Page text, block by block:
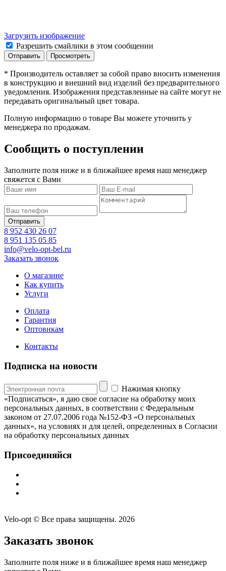
Загрузить изображение
Разрешить смайлики в этом сообщении
* Производитель оставляет за собой право вносить изменения
в конструкцию и внешний вид изделий без предварительного
уведомления. Изображения представленные на сайте могут не
передавать оригинальный цвет товара.
Полную информацию о товаре Вы можете уточнить у
менеджера по продажам.
Сообщить о поступлении
Заполните поля ниже и в ближайшее время наш менеджер
свяжется с Вами
8 952 430 26 07
8 951 135 05 85
info@velo-opt-bel.ru
Заказать звонок
О магазине
Как купить
Услуги
Оплата
Гарантия
Оптовикам
Контакты
Подписка на новости
Нажимая кнопку
«Подписаться», я даю свое согласие на обработку моих
персональных данных, в соответствии с Федеральным
законом от 27.07.2006 года №152-ФЗ «О персональных
данных», на условиях и для целей, определенных в Согласии
на обработку персональных данных
Присоединяйся
Velo-opt © Все права защищены. 2026
Заказать звонок
Заполните поля ниже и в ближайшее время наш менеджер